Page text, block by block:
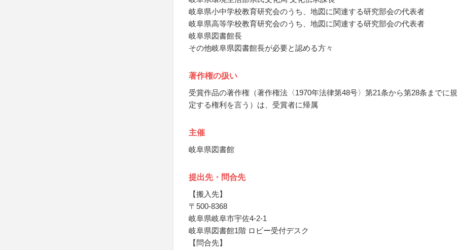
岐阜県小中学校教育研究会のうち、地図に関連する研究部会の代表者
岐阜県高等学校教育研究会のうち、地図に関連する研究部会の代表者
岐阜県図書館長
その他岐阜県図書館長が必要と認める方々
著作権の扱い
受賞作品の著作権（著作権法〈1970年法律第48号〉第21条から第28条までに規
定する権利を言う）は、受賞者に帰属
主催
岐阜県図書館
提出先・問合先
【搬入先】
〒500-8368
岐阜県岐阜市宇佐4-2-1
岐阜県図書館1階 ロビー受付デスク
【問合先】